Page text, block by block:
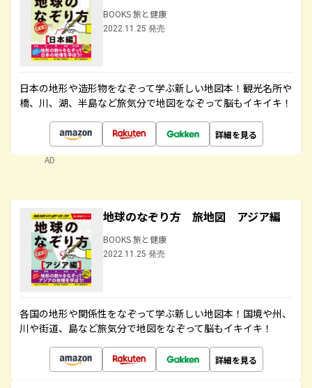
BOOKS 旅と健康
2022.11.25 発売
日本の地形や造形物をなぞって学ぶ新しい地図本！観光名所や
橋、川、湖、半島など旅気分で地図をなぞって脳もイキイキ！
詳細を見る
AD
地球のなぞり方 旅地図 アジア編
BOOKS 旅と健康
2022.11.25 発売
各国の地形や関係性をなぞって学ぶ新しい地図本！国境や州、
川や街道、島など旅気分で地図をなぞって脳もイキイキ！
詳細を見る